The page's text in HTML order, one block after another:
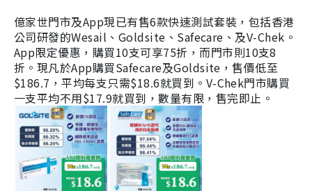
億家世門市及App現已有售6款快速測試套裝，包括香港
公司研發的Wesail、Goldsite、Safecare、及V-Chek。
App限定優惠，購買10支可享75折，而門市則10支8
折。現凡於App購買Safecare及Goldsite，售價低至
$186.7，平均每支只需$18.6就買到。V-Chek門市購買
一支平均不用$17.9就買到，數量有限，售完即止。